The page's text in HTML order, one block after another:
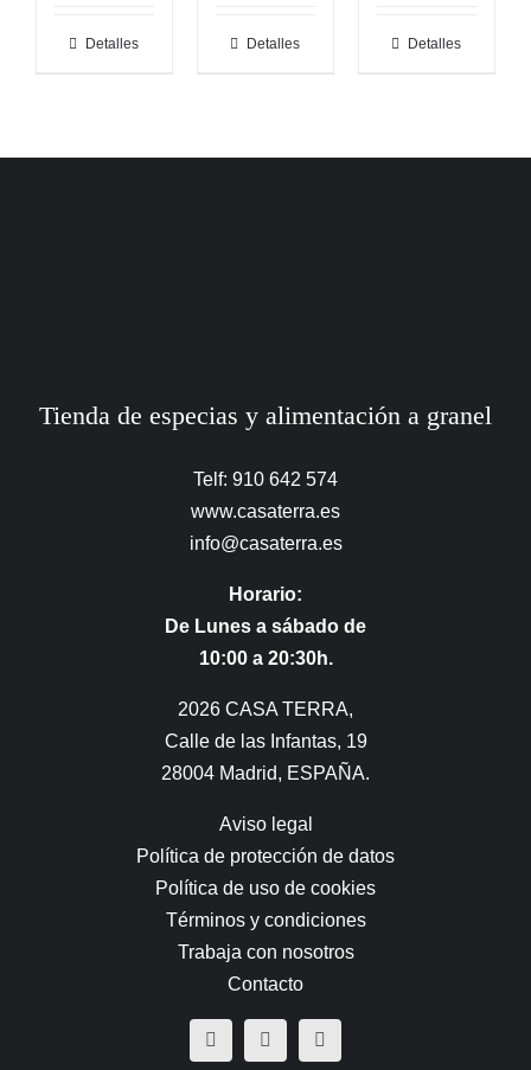
Detalles Detalles Detalles
Tienda de especias y alimentación a granel
Telf: 910 642 574
www.casaterra.es
info@casaterra.es
Horario:
De Lunes a sábado de
10:00 a 20:30h.
2026 CASA TERRA,
Calle de las Infantas, 19
28004 Madrid, ESPAÑA.
Aviso legal
Política de protección de datos
Política de uso de cookies
Términos y condiciones
Trabaja con nosotros
Contacto